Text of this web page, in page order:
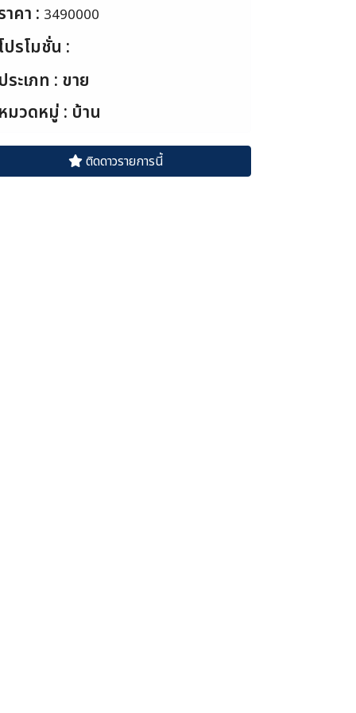
าคา : 3490000
ปรโมชั่น :
ระเภท : ขาย
มวดหมู่ : บ้าน
ติดดาวรายการนี้